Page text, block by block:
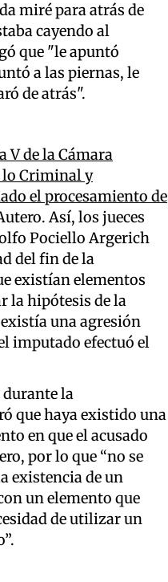
miré para atrás de
cayendo al
que "le apuntó
a las piernas, le
de atrás".
V de la Cámara
lo Criminal y
el procesamiento de
Así, los jueces
Pociello Argerich
del fin de la
existían elementos
la hipótesis de la
una agresión
imputado efectuó el
la
que haya existido una
en que el acusado
por lo que “no se
existencia de un
un elemento que
de utilizar un